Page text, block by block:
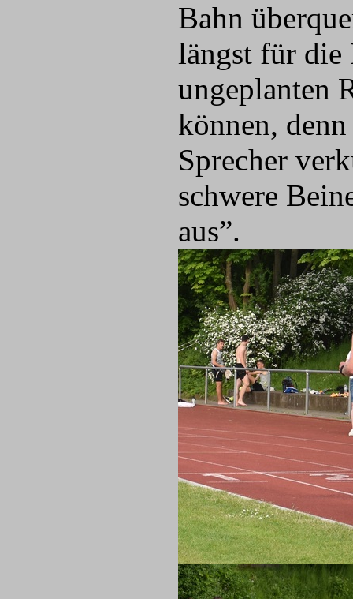
Bahn
längst für die
ungeplanten
können,
Sprecher
schwere
aus”.